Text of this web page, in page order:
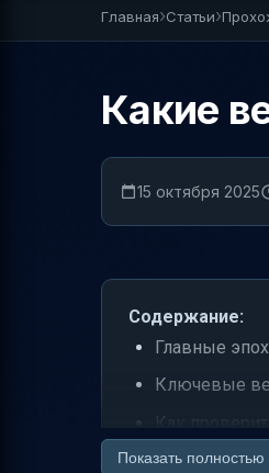
Главная Статьи
Какие
15 октября 2025
Содержание:
Главные
Ключевые
Как
Показать полностью